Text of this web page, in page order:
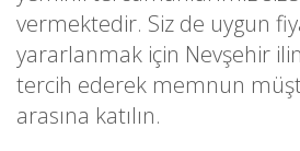
vermektedir. Siz de uygun
yararlanmak için Nevşehir
tercih ederek memnun
arasına katılın.